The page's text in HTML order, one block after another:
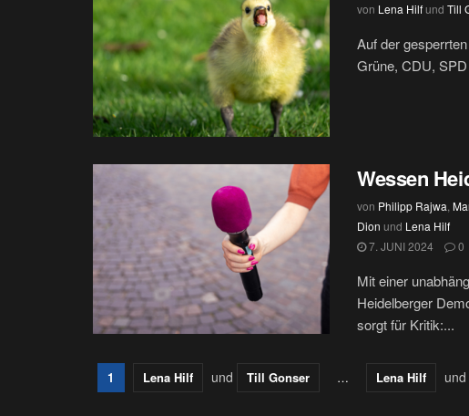
von Lena Hilfund Till
Auf der
Grüne, CDU,
Wessen
von Philipp Rajwa,
Dion und Lena Hilf
7. JUNI 2024
0
Mit einer
Heidelberger
sorgt für Kritik:...
1 Lena Hilf und Till Gonser … Lena Hilf und